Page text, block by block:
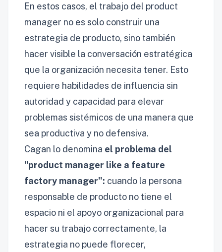
En estos casos, el trabajo del product
manager no es solo construir una
estrategia de producto, sino también
hacer visible la conversación estratégica
que la organización necesita tener. Esto
requiere habilidades de influencia sin
autoridad y capacidad para elevar
problemas sistémicos de una manera que
sea productiva y no defensiva.
Cagan lo denomina el problema del
"product manager like a feature
factory manager": cuando la persona
responsable de producto no tiene el
espacio ni el apoyo organizacional para
hacer su trabajo correctamente, la
estrategia no puede florecer,